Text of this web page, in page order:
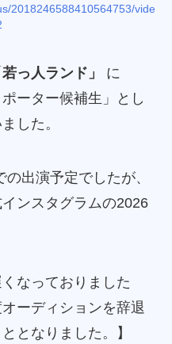
2018246588410564753/vide
若っ人ランド」
に
ーター候補生」とし
した。
出演予定でしたが、
ンスタグラムの2026
なっておりました
ーディションを辞退
となりました。】